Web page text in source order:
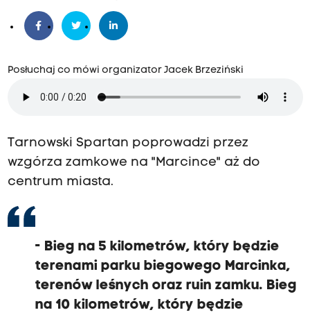
Posłuchaj co mówi organizator Jacek Brzeziński
Tarnowski Spartan poprowadzi przez
wzgórza zamkowe na "Marcince" aż do
centrum miasta.
- Bieg na 5 kilometrów, który będzie
terenami parku biegowego Marcinka,
terenów leśnych oraz ruin zamku. Bieg
na 10 kilometrów, który będzie